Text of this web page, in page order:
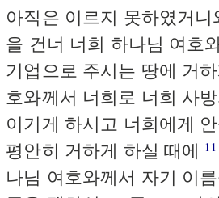
아직은 이르지 못하였거니
을 건너 너희 하나님 여호
기업으로 주시는 땅에 거
호와께서 너희로 너희 사
이기게 하시고 너희에게
평안히 거하게 하실 때에 11
나님 여호와께서 자기 이